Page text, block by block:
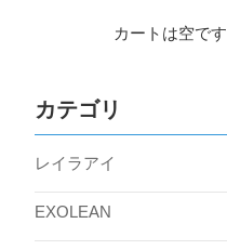
カートは空です
カテゴリ
レイラアイ
EXOLEAN